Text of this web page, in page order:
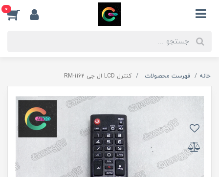
0
خانه فهرست محصولات کنترل LCD ال جی RM-1162